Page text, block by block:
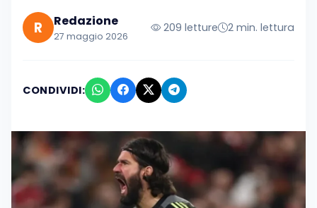
R Redazione
27 maggio 2026
209 letture 2 min. lettura
CONDIVIDI: